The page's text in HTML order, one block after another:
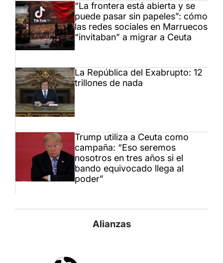
“La frontera está abierta y se
puede pasar sin papeles”: cómo
las redes sociales en Marruecos
“invitaban” a migrar a Ceuta
La República del Exabrupto: 12
trillones de nada
Trump utiliza a Ceuta como
campaña: “Eso seremos
nosotros en tres años si el
bando equivocado llega al
poder”
Alianzas